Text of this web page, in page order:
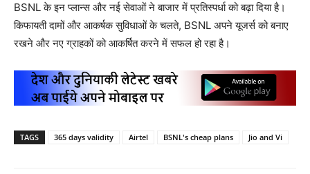
BSNL के इन प्लान्स और नई सेवाओं ने बाजार में प्रतिस्पर्धा को बढ़ा दिया है।
किफायती दामों और आकर्षक सुविधाओं के चलते, BSNL अपने यूजर्स को बनाए
रखने और नए ग्राहकों को आकर्षित करने में सफल हो रहा है।
TAGS 365 days validity Airtel BSNL's cheap plans Jio and Vi